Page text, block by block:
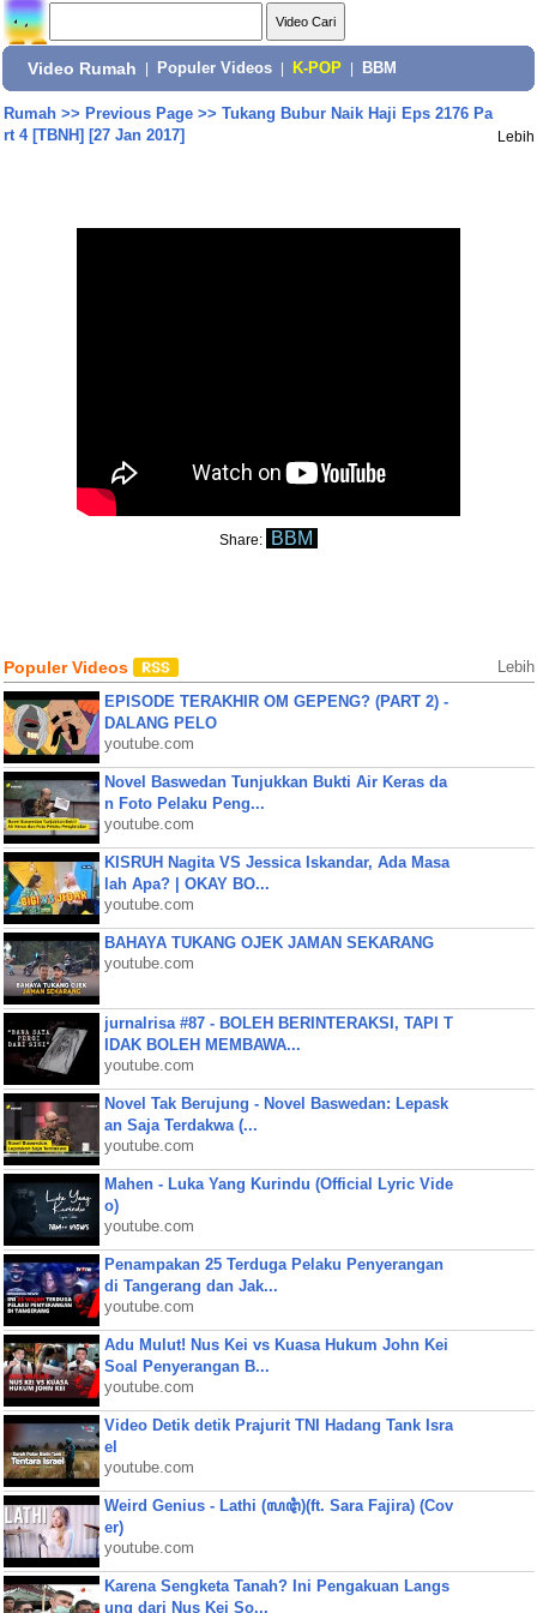
Video Rumah Populer Videos K-POP BBM
Rumah>> Previous Page>> Tukang Bubur Naik Haji Eps 2176 Pa
rt 4 [TBNH] [27 Jan 2017]
Lebih
Share: BBM
Populer Videos Lebih
EPISODE TERAKHIR OM GEPENG? (PART 2) -
DALANG PELO
youtube.com
Novel Baswedan Tunjukkan Bukti Air Keras da
n Foto Pelaku Peng...
youtube.com
KISRUH Nagita VS Jessica Iskandar, Ada Masa
lah Apa? | OKAY BO...
youtube.com
BAHAYA TUKANG OJEK JAMAN SEKARANG
youtube.com
jurnalrisa #87 - BOLEH BERINTERAKSI, TAPI T
IDAK BOLEH MEMBAWA...
youtube.com
Novel Tak Berujung - Novel Baswedan: Lepask
an Saja Terdakwa (...
youtube.com
Mahen - Luka Yang Kurindu (Official Lyric Vide
o)
youtube.com
Penampakan 25 Terduga Pelaku Penyerangan
di Tangerang dan Jak...
youtube.com
Adu Mulut! Nus Kei vs Kuasa Hukum John Kei
Soal Penyerangan B...
youtube.com
Video Detik detik Prajurit TNI Hadang Tank Isra
el
youtube.com
Weird Genius - Lathi (ꦭꦛꦶ)(ft. Sara Fajira) (Cov
er)
youtube.com
Karena Sengketa Tanah? Ini Pengakuan Langs
ung dari Nus Kei So...